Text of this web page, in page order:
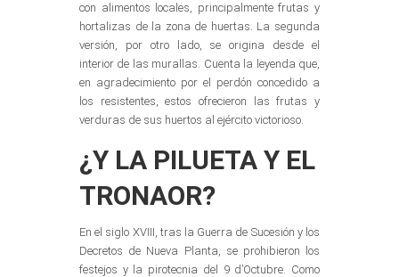
con alimentos locales, principalmente frutas y
hortalizas de la zona de huertas. La segunda
versión, por otro lado, se origina desde el
interior de las murallas. Cuenta la leyenda que,
en agradecimiento por el perdón concedido a
los resistentes, estos ofrecieron las frutas y
verduras de sus huertos al ejército victorioso.
¿Y LA PILUETA Y EL
TRONAOR?
En el siglo XVIII, tras la Guerra de Sucesión y los
Decretos de Nueva Planta, se prohibieron los
festejos y la pirotecnia del 9 d’Octubre. Como